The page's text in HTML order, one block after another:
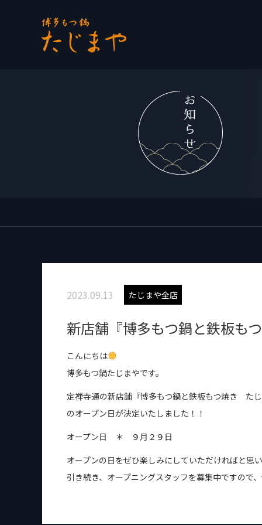
2023.09.13 たじまや全店
新店舗『博多もつ鍋と鉄板も
こんにちは
博多もつ鍋たじまやです。
定禅寺通の新店舗『博多もつ鍋と鉄板もつ焼き た
のオープン日が決定いたしました！！
オープン日 ＊ ９月２９日
オープンの日をぜひ楽しみにしていただければと思
引き続き、オープニングスタッフを募集中ですので